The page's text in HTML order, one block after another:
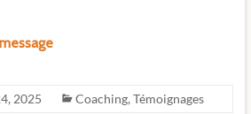
2025 Coaching, Témoignages